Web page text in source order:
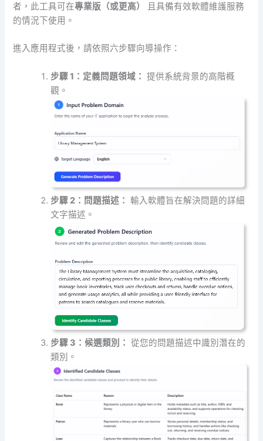
者，此工具可在專業版（或更高）
且具備有效軟體維護服務
的情況下使用。
進入應用程式後，請依照六步驟向導操作：
步驟 1：定義問題領域： 提供系統背景的高階概
觀。
步驟 2：問題描述： 輸入軟體旨在解決問題的詳細
文字描述。
步驟 3：候選類別： 從您的問題描述中識別潛在的
類別。